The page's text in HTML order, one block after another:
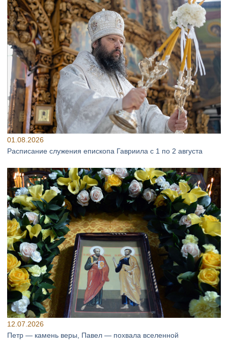
01.08.2026
Расписание служения епископа Гавриила с 1 по 2 августа
12.07.2026
Петр — камень веры, Павел — похвала вселенной